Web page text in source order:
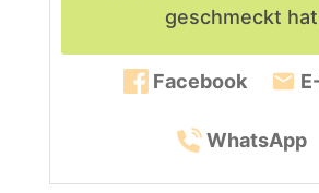
geschmeckt
Facebook
WhatsApp